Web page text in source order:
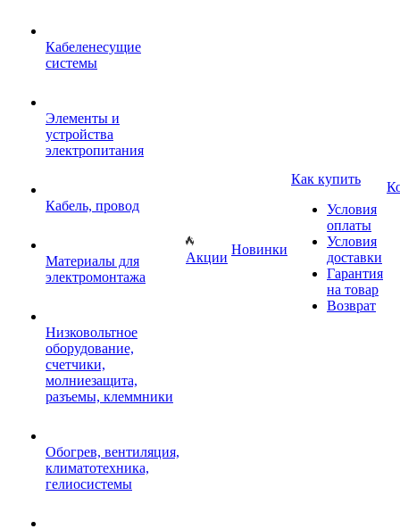
Кабеленесущие
системы
Элементы и
устройства
электропитания
Кабель, провод
Материалы для
электромонтажа
Низковольтное
оборудование,
счетчики,
молниезащита,
разъемы, клеммники
Обогрев, вентиляция,
климатотехника,
гелиосистемы
Акции
Новинки
Как купить
Условия
оплаты
Условия
доставки
Гарантия
на товар
Возврат